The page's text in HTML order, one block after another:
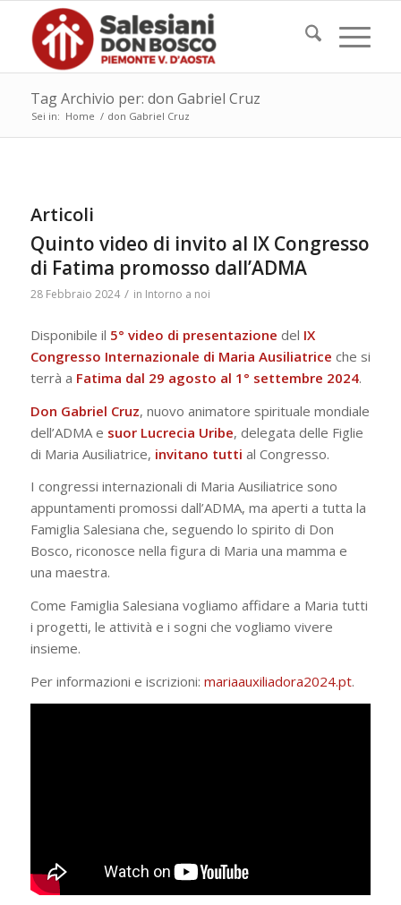
Tag Archivio per: don Gabriel Cruz
Sei in: Home / don Gabriel Cruz
Articoli
Quinto video di invito al IX Congresso
di Fatima promosso dall’ADMA
28 Febbraio 2024 / in Intorno a noi
Disponibile il 5° video di presentazione del IX
Congresso Internazionale di Maria Ausiliatrice che si
terrà a Fatima dal 29 agosto al 1° settembre 2024.
Don Gabriel Cruz, nuovo animatore spirituale mondiale
dell’ADMA e suor Lucrecia Uribe, delegata delle Figlie
di Maria Ausiliatrice, invitano tutti al Congresso.
I congressi internazionali di Maria Ausiliatrice sono
appuntamenti promossi dall’ADMA, ma aperti a tutta la
Famiglia Salesiana che, seguendo lo spirito di Don
Bosco, riconosce nella figura di Maria una mamma e
una maestra.
Come Famiglia Salesiana vogliamo affidare a Maria tutti
i progetti, le attività e i sogni che vogliamo vivere
insieme.
Per informazioni e iscrizioni: mariaauxiliadora2024.pt.